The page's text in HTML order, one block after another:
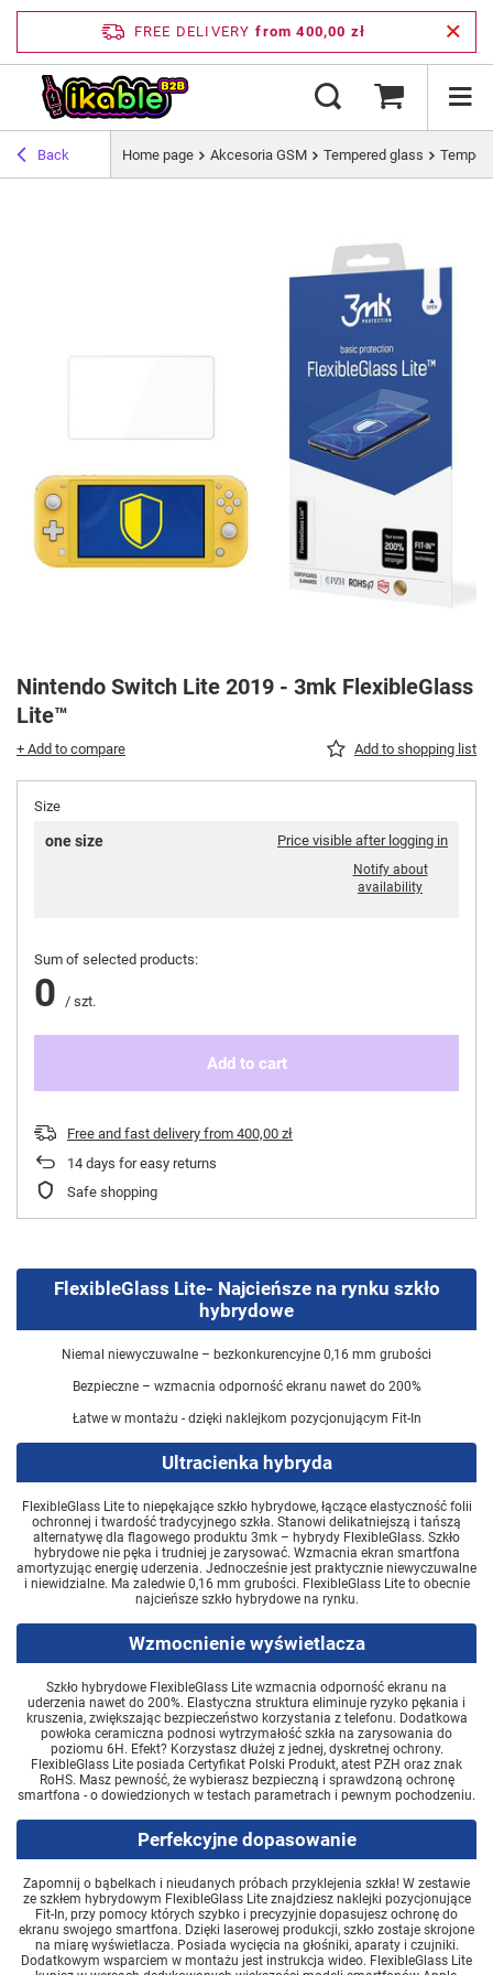
FREE DELIVERY from 400,00 zł
Back Home page Akcesoria GSM Tempered glass
Nintendo Switch Lite 2019 - 3mk FlexibleGlass
Lite™
+ Add to compare Add to shopping list
Size
one size Price visible after logging in
Notify about
availability
Sum of selected products:
0 / szt.
Add to cart
Free and fast delivery from 400,00 zł
14 days for easy returns
Safe shopping
FlexibleGlass Lite- Najcieńsze na rynku szkło
hybrydowe
Niemal niewyczuwalne – bezkonkurencyjne 0,16 mm grubości
Bezpieczne – wzmacnia odporność ekranu nawet do 200%
Łatwe w montażu - dzięki naklejkom pozycjonującym Fit-In
Ultracienka hybryda
FlexibleGlass Lite to niepękające szkło hybrydowe, łączące elastyczność folii
ochronnej i twardość tradycyjnego szkła. Stanowi delikatniejszą i tańszą
alternatywę dla flagowego produktu 3mk – hybrydy FlexibleGlass. Szkło
hybrydowe nie pęka i trudniej je zarysować. Wzmacnia ekran smartfona
amortyzując energię uderzenia. Jednocześnie jest praktycznie niewyczuwalne
i niewidzialne. Ma zaledwie 0,16 mm grubości. FlexibleGlass Lite to obecnie
najcieńsze szkło hybrydowe na rynku.
Wzmocnienie wyświetlacza
Szkło hybrydowe FlexibleGlass Lite wzmacnia odporność ekranu na
uderzenia nawet do 200%. Elastyczna struktura eliminuje ryzyko pękania i
kruszenia, zwiększając bezpieczeństwo korzystania z telefonu. Dodatkowa
powłoka ceramiczna podnosi wytrzymałość szkła na zarysowania do
poziomu 6H. Efekt? Korzystasz dłużej z jednej, dyskretnej ochrony.
FlexibleGlass Lite posiada Certyfikat Polski Produkt, atest PZH oraz znak
RoHS. Masz pewność, że wybierasz bezpieczną i sprawdzoną ochronę
smartfona - o dowiedzionych w testach parametrach i pewnym pochodzeniu.
Perfekcyjne dopasowanie
Zapomnij o bąbelkach i nieudanych próbach przyklejenia szkła! W zestawie
ze szkłem hybrydowym FlexibleGlass Lite znajdziesz naklejki pozycjonujące
Fit-In, przy pomocy których szybko i precyzyjnie dopasujesz ochronę do
ekranu swojego smartfona. Dzięki laserowej produkcji, szkło zostaje skrojone
na miarę wyświetlacza. Posiada wycięcia na głośniki, aparaty i czujniki.
Dodatkowym wsparciem w montażu jest instrukcja wideo. FlexibleGlass Lite